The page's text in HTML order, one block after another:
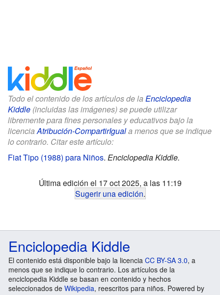
Todo el contenido de los artículos de la Enciclopedia
Kiddle (incluidas las imágenes) se puede utilizar
libremente para fines personales y educativos bajo la
licenciaAtribución-CompartirIguala menos que se indique
lo contrario. Citar este artículo:
Fiat Tipo (1988) para Niños. Enciclopedia Kiddle.
Última edición el 17 oct 2025, a las 11:19
Sugerir una edición.
Enciclopedia Kiddle
El contenido está disponible bajo la licencia CC BY-SA 3.0, a
menos que se indique lo contrario. Los artículos de la
enciclopedia Kiddle se basan en contenido y hechos
seleccionados de Wikipedia, reescritos para niños. Powered by